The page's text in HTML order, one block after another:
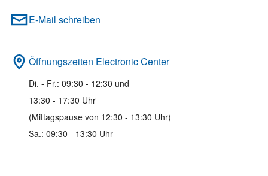
E-Mail schreiben
Öffnungszeiten Electronic Center
Di. - Fr.: 09:30 - 12:30 und
13:30 - 17:30 Uhr
(Mittagspause von 12:30 - 13:30 Uhr)
Sa.: 09:30 - 13:30 Uhr